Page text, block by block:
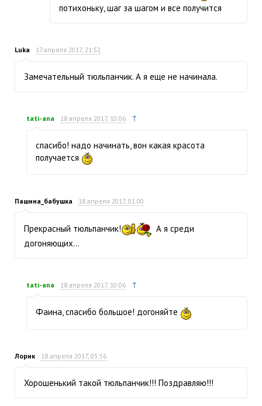
потихоньку, шаг за шагом и все получится
Luka 17 апреля 2017, 21:52
Замечательный тюльпанчик. А я еще не начинала.
tati-ana 18 апреля 2017, 10:06 ↑
спасибо! надо начинать, вон какая красота
получается
Пашина_бабушка 18 апреля 2017, 01:00
Прекрасный тюльпанчик!
А я среди
догоняющих…
tati-ana 18 апреля 2017, 10:06 ↑
Фаина, спасибо большое! догоняйте
Лорик 18 апреля 2017, 03:56
Хорошенький такой тюльпанчик!!! Поздравляю!!!